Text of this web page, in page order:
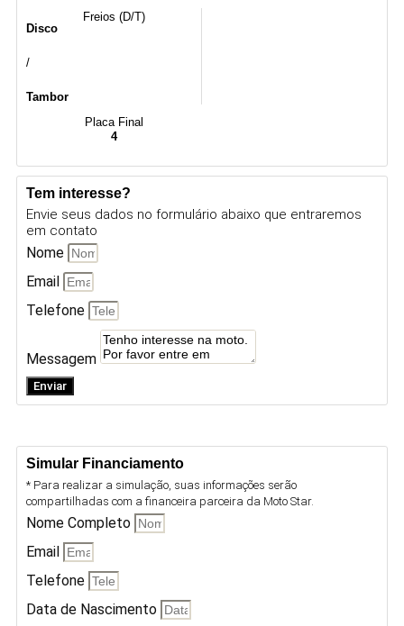
Freios (D/T)
Disco
/
Tambor
Placa Final
4
Tem interesse?
Envie seus dados no formulário abaixo que entraremos
em contato
Nome
Email
Telefone
Messagem
Enviar
Simular Financiamento
* Para realizar a simulação, suas informações serão
compartilhadas com a financeira parceira da Moto Star.
Nome Completo
Email
Telefone
Data de Nascimento